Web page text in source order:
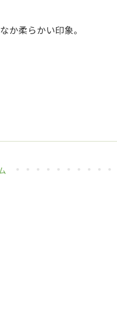
か柔らかい印象。